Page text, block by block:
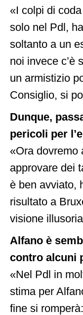
«I colpi di
solo nel Pdl,
soltanto a un
noi invece c’è
un armistizio
Consiglio, si
Dunque,
pericoli per
«Ora dovremo
approvare dei
è ben avviato,
risultato a
visione
Alfano è
contro alcuni
«Nel Pdl in
stima per
fine si